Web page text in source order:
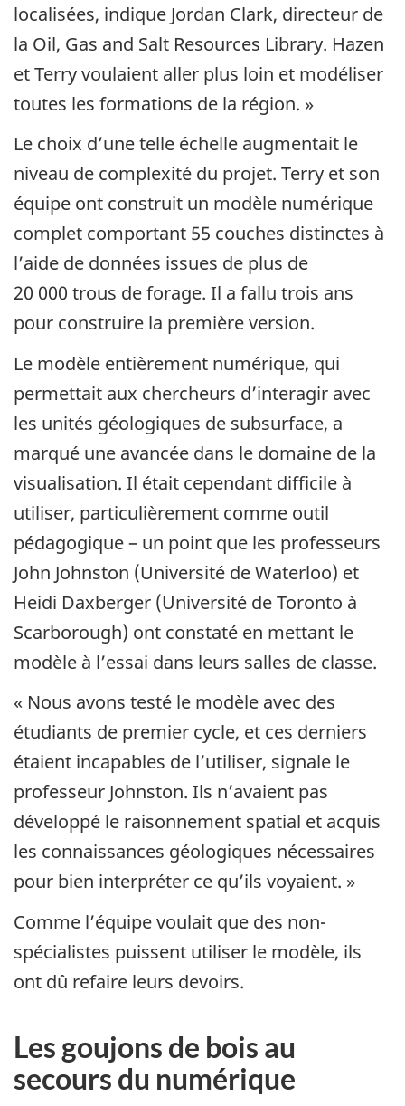
localisées, indique Jordan Clark, directeur de
la Oil, Gas and Salt Resources Library. Hazen
et Terry voulaient aller plus loin et modéliser
toutes les formations de la région. »
Le choix d’une telle échelle augmentait le
niveau de complexité du projet. Terry et son
équipe ont construit un modèle numérique
complet comportant 55 couches distinctes à
l’aide de données issues de plus de
20 000 trous de forage. Il a fallu trois ans
pour construire la première version.
Le modèle entièrement numérique, qui
permettait aux chercheurs d’interagir avec
les unités géologiques de subsurface, a
marqué une avancée dans le domaine de la
visualisation. Il était cependant difficile à
utiliser, particulièrement comme outil
pédagogique – un point que les professeurs
John Johnston (Université de Waterloo) et
Heidi Daxberger (Université de Toronto à
Scarborough) ont constaté en mettant le
modèle à l’essai dans leurs salles de classe.
« Nous avons testé le modèle avec des
étudiants de premier cycle, et ces derniers
étaient incapables de l’utiliser, signale le
professeur Johnston. Ils n’avaient pas
développé le raisonnement spatial et acquis
les connaissances géologiques nécessaires
pour bien interpréter ce qu’ils voyaient. »
Comme l’équipe voulait que des non-
spécialistes puissent utiliser le modèle, ils
ont dû refaire leurs devoirs.
Les goujons de bois au
secours du numérique